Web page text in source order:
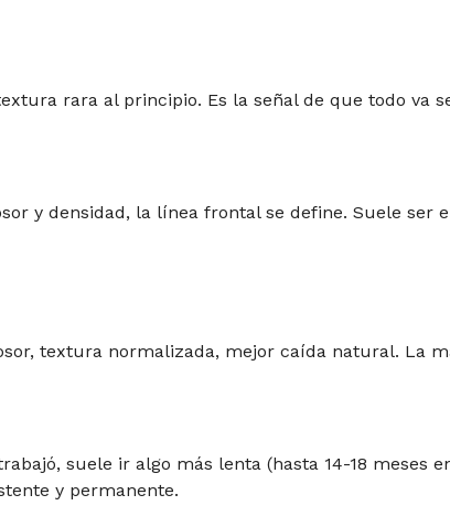
rara al principio. Es la señal de que todo va
y densidad, la línea frontal se define. Suele
textura normalizada, mejor caída natural. La
suele ir algo más lenta (hasta 14-18 meses
y permanente.